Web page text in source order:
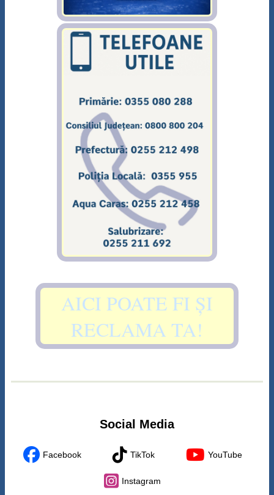
AICI POATE FI ȘI
RECLAMA TA!
Social Media
Facebook TikTok YouTube
Instagram